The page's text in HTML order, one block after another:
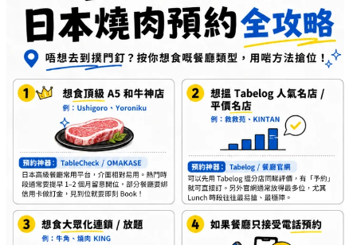
大眾化連鎖 / 放題 (例：牛角、燒肉 KING)
預約神器： Hot Pepper/Gurunavi
攻略：日本人最常用嘅大眾餐飲平台，輸入人數
同日期即可預訂。好多時仲會附送優惠券或折扣，
出發前記得順手拎埋！
如果餐廳只接受電話預約
預約神器： AutoReserve/ 酒店 Concierge
攻略：唔識日文可以善用 AutoReserve AI 代打電
話預約；如果入住中高級酒店，亦可以 Email 請禮
賓部，或者去到 Check-in 後請前台幫手打去問
位。